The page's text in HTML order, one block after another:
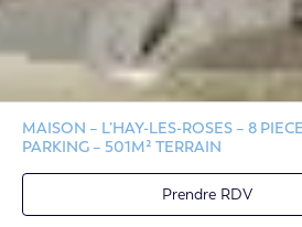
MAISON – L’HAY-LES-ROSES – 8
PARKING – 501M² TERRAIN
Prendre RDV